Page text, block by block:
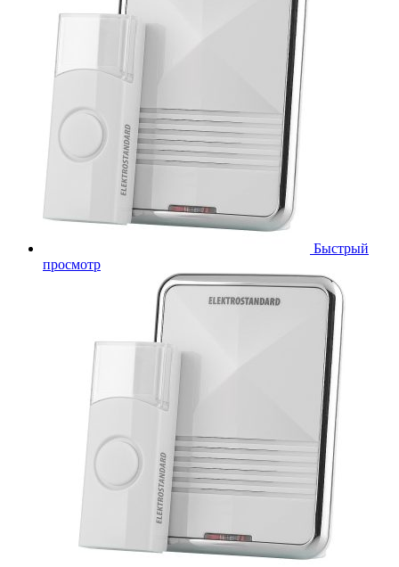
Быстрый
просмотр